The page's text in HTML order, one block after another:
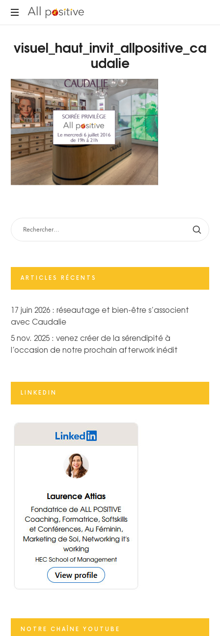
All
pour
se
visuel_haut_invit_allpositive_ca
udalie
RECHERCHER :
ARTICLES RÉCENTS
17 juin 2026 : réseautage et bien-être s’associent
avec Caudalie
5 nov. 2025 : venez créer de la sérendipité à
l’occasion de notre prochain afterwork inédit
LINKEDIN
NOTRE CHAÎNE YOUTUBE